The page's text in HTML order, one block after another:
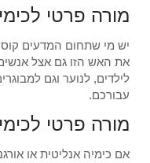
מורה פרטי
יש מי שתחום המדעים
את האש הזו גם אצל
לילדים, לנוער וגם
עבורכם.
מורה פרטי
אם כימיה אנליטית או